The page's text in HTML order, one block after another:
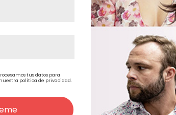
tus datos para
política de privacidad.